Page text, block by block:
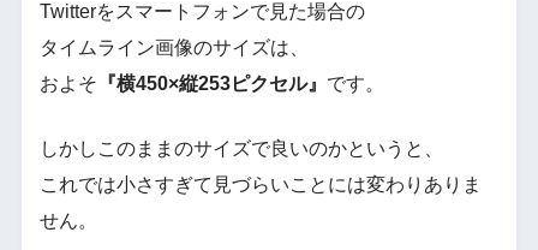
Twitterをスマートフォンで見た場合の
タイムライン画像のサイズは、
およそ 『横450×縦253ピクセル』 です。
しかしこのままのサイズで良いのかというと、
これでは小さすぎて見づらいことには変わりありま
せん。